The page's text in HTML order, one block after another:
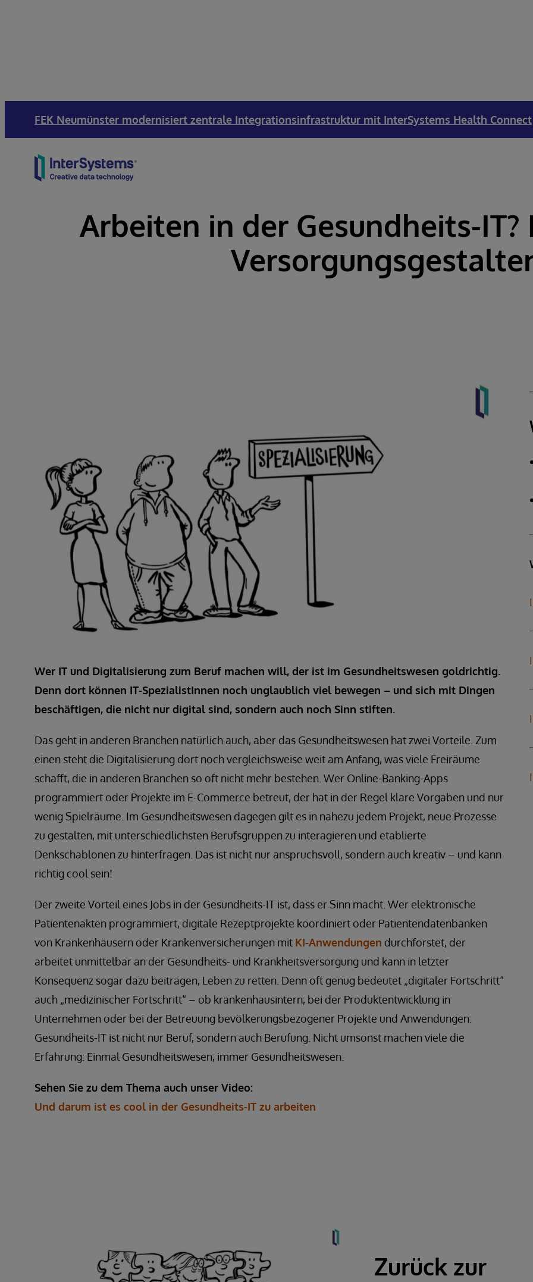
FEK Neumünster modernisiert zentrale Integrationsinfrastruktur mit InterSystems Health Connect
Skip to content
Arbeiten in der Gesundheits-IT?
Wer IT und Digitalisierung zum Beruf machen will, der ist im Gesundheitswesen goldrichtig.
Denn dort können IT-SpezialistInnen noch unglaublich viel bewegen – und sich mit Dingen
beschäftigen, die nicht nur digital sind, sondern auch noch Sinn stiften.
Das geht in anderen Branchen natürlich auch, aber das Gesundheitswesen hat zwei Vorteile. Zum
einen steht die Digitalisierung dort noch vergleichsweise weit am Anfang, was viele Freiräume
schafft, die in anderen Branchen so oft nicht mehr bestehen. Wer Online-Banking-Apps
programmiert oder Projekte im E-Commerce betreut, der hat in der Regel klare Vorgaben und nur
wenig Spielräume. Im Gesundheitswesen dagegen gilt es in nahezu jedem Projekt, neue Prozesse
zu gestalten, mit unterschiedlichsten Berufsgruppen zu interagieren und etablierte
Denkschablonen zu hinterfragen. Das ist nicht nur anspruchsvoll, sondern auch kreativ – und kann
richtig cool sein!
Der zweite Vorteil eines Jobs in der Gesundheits-IT ist, dass er Sinn macht. Wer elektronische
Patientenakten programmiert, digitale Rezeptprojekte koordiniert oder Patientendatenbanken
von Krankenhäusern oder Krankenversicherungen mit KI-Anwendungen durchforstet, der
arbeitet unmittelbar an der Gesundheits- und Krankheitsversorgung und kann in letzter
Konsequenz sogar dazu beitragen, Leben zu retten. Denn oft genug bedeutet „digitaler Fortschritt“
auch „medizinischer Fortschritt“ – ob krankenhausintern, bei der Produktentwicklung in
Unternehmen oder bei der Betreuung bevölkerungsbezogener Projekte und Anwendungen.
Gesundheits-IT ist nicht nur Beruf, sondern auch Berufung. Nicht umsonst machen viele die
Erfahrung: Einmal Gesundheitswesen, immer Gesundheitswesen.
Sehen Sie zu dem Thema auch unser Video:
Und darum ist es cool in der Gesundheits-IT zu arbeiten
Zurück zur